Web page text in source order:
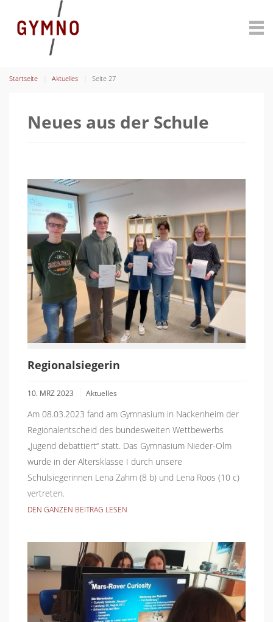
Startseite Aktuelles Seite 27
Neues aus der Schule
Regionalsiegerin
10. MRZ 2023 Aktuelles
Am 08.03.2023 fand am Gymnasium in Nackenheim der
Regionalentscheid des bundesweiten Wettbewerbs
„Jugend debattiert“ statt. Das Gymnasium Nieder-Olm
wurde in der Altersklasse I durch unsere
Schulsiegerinnen Lena Zahm (8 b) und Lena Roos (10 c)
vertreten.
DEN GANZEN BEITRAG LESEN